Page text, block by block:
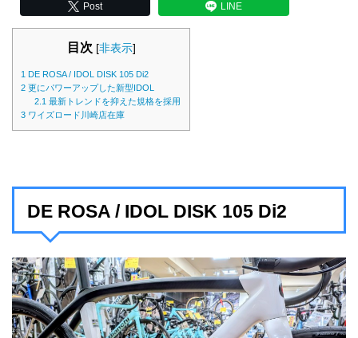
Post LINE
目次 [非表示]
1
DE ROSA / IDOL DISK 105 Di2
2 更にパワーアップした新型IDOL
2.1 最新トレンドを抑えた規格を採用
3 ワイズロード川崎店在庫
DE ROSA / IDOL DISK 105 Di2